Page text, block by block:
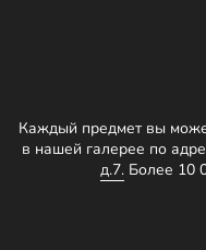
Каждый предмет вы
в нашей галерее по
д.7.Более 10